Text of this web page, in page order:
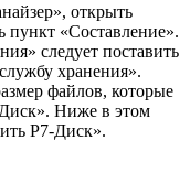
открыть
пункт «Составление».
следует поставить
хранения».
файлов, которые
Диск». Ниже в этом
Р7-Диск».